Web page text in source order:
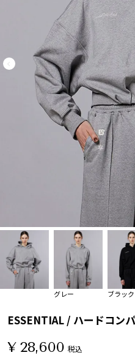
グレー ブラック
ESSENTIAL / ハードコン
¥ 28,600 税込